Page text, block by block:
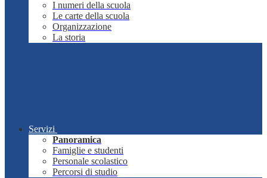
I numeri della scuola
Le carte della scuola
Organizzazione
La storia
Servizi
Panoramica
Famiglie e studenti
Personale scolastico
Percorsi di studio